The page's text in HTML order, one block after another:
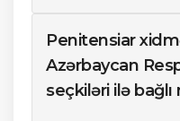
Penitensiar
Azərbaycan
seçkiləri ilə